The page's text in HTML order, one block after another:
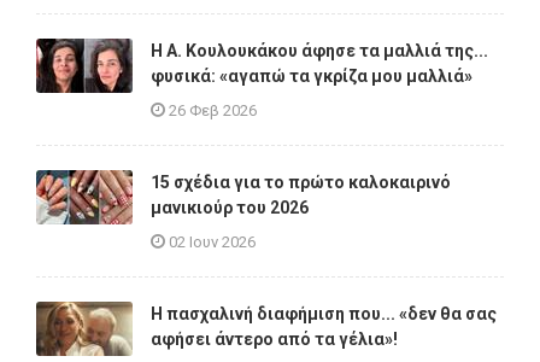
Η A. Κουλουκάκου άφησε τα μαλλιά της...
φυσικά: «αγαπώ τα γκρίζα μου μαλλιά»
26 Φεβ 2026
15 σχέδια για το πρώτο καλοκαιρινό
μανικιούρ του 2026
02 Ιουν 2026
Η πασχαλινή διαφήμιση που... «δεν θα σας
αφήσει άντερο από τα γέλια»!